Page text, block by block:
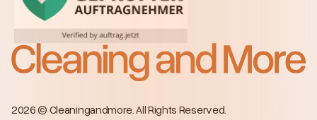
2026 © Cleaningandmore. All Rights Reserved.